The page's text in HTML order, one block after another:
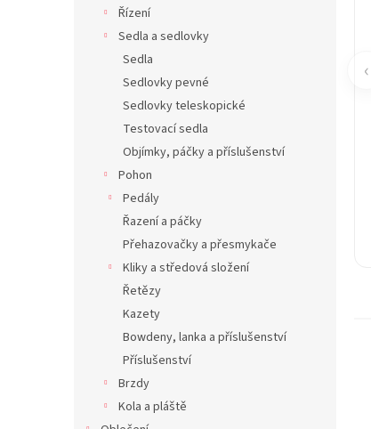
Řízení
Sedla a sedlovky
Sedla
Sedlovky pevné
Sedlovky teleskopické
Testovací sedla
Objímky, páčky a příslušenství
Pohon
Pedály
Řazení a páčky
Přehazovačky a přesmykače
Kliky a středová složení
Řetězy
Kazety
Bowdeny, lanka a příslušenství
Příslušenství
Brzdy
Kola a pláště
‹